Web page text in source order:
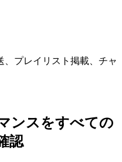
、プレイリスト掲載、チャ
ンスをすべての
認